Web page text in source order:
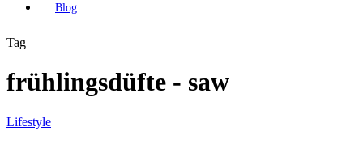
Blog
Tag
frühlingsdüfte - saw
Lifestyle